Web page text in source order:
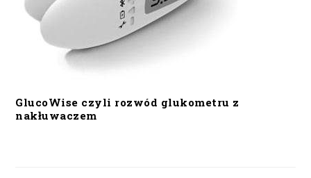
GlucoWise czyli rozwód glukometru z
nakłuwaczem